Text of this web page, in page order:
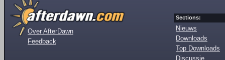
Over AfterDawn
Feedback
Sections:
Nieuws
Downloads
Top Downloads
Discussie